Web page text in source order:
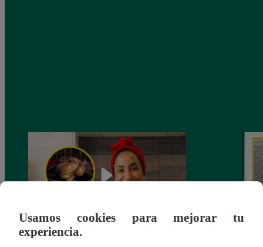
Usamos cookies para mejorar tu
experiencia.